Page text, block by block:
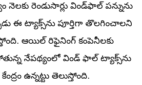
నెలకు రెండుసార్లు విండ్‌ఫాల్ పన్నును
ఈ ట్యాక్స్‌ను పూర్తిగా తొలగించాలని
ఆయిల్ రిఫైనింగ్ కంపెనీలకు
నేపథ్యంలో విండ్ ఫాల్ ట్యాక్స్‌ను
ఉన్నట్టు తెలుస్తోంది.